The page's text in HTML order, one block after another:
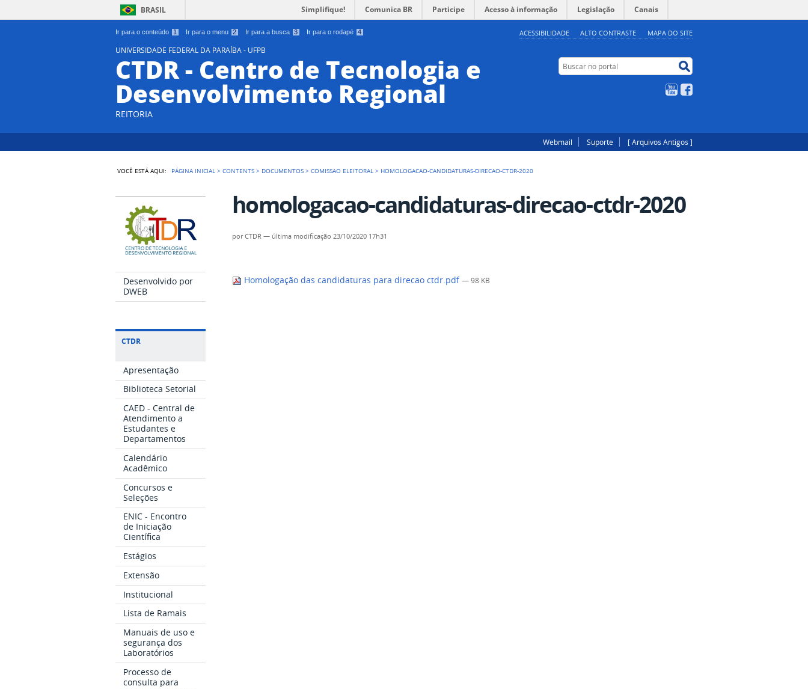
Ir para o conteúdo 1 Ir para o menu 2 Ir para a busca 3 Ir para o rodapé 4 ACESSIBILIDADE ALTO CONTRASTE MAPA DO SITE
BRASIL Simplifique! Comunica BR Participe Acesso à informação Legislação Canais
UNIVERSIDADE FEDERAL DA PARAÍBA - UFPB
CTDR - Centro de Tecnologia e
Desenvolvimento Regional
REITORIA
Buscar no portal
YouTube
Webmail Suporte [ Arquivos Antigos ]
VOCÊ ESTÁ AQUI: PÁGINA INICIAL >CONTENTS > DOCUMENTOS >COMISSAO ELEITORAL > HOMOLOGACAO-CANDIDATURAS-DIRECAO-CTDR-2020
Desenvolvido por
DWEB
CTDR
Apresentação
Biblioteca Setorial
CAED - Central de
Atendimento a
Estudantes e
Departamentos
Calendário
Acadêmico
Concursos e
Seleções
ENIC - Encontro
de Iniciação
Científica
Estágios
Extensão
Institucional
Lista de Ramais
Manuais de uso e
segurança dos
Laboratórios
Processo de
consulta para
homologacao-candidaturas-direcao-ctdr-2020
porCTDR — última modificação 23/10/2020 17h31
Homologação das candidaturas para direcao ctdr.pdf— 98 KB